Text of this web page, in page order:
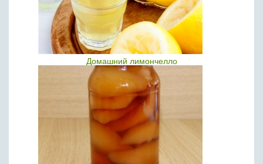
Домашний лимончелло